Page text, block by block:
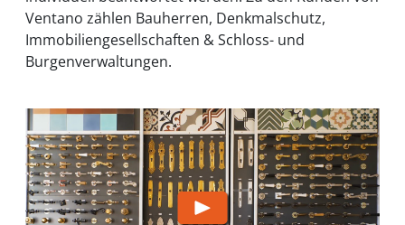
Ventano zählen Bauherren, Denkmalschutz,
Immobiliengesellschaften & Schloss- und
Burgenverwaltungen.